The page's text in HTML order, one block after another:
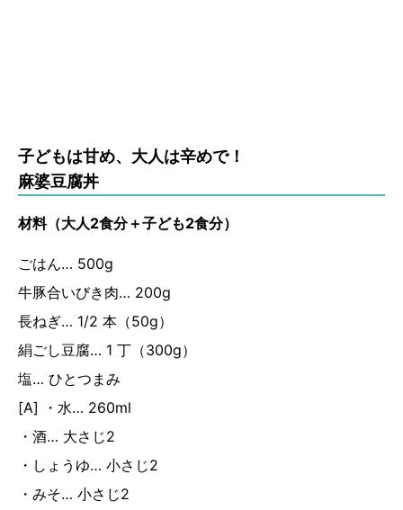
子どもは甘め、大人は辛めで！
麻婆豆腐丼
材料（大人2食分＋子ども2食分）
ごはん… 500g
牛豚合いびき肉… 200g
長ねぎ… 1/2 本（50g）
絹ごし豆腐… 1 丁（300g）
塩… ひとつまみ
[A] ・水… 260ml
・酒… 大さじ2
・しょうゆ… 小さじ2
・みそ… 小さじ2